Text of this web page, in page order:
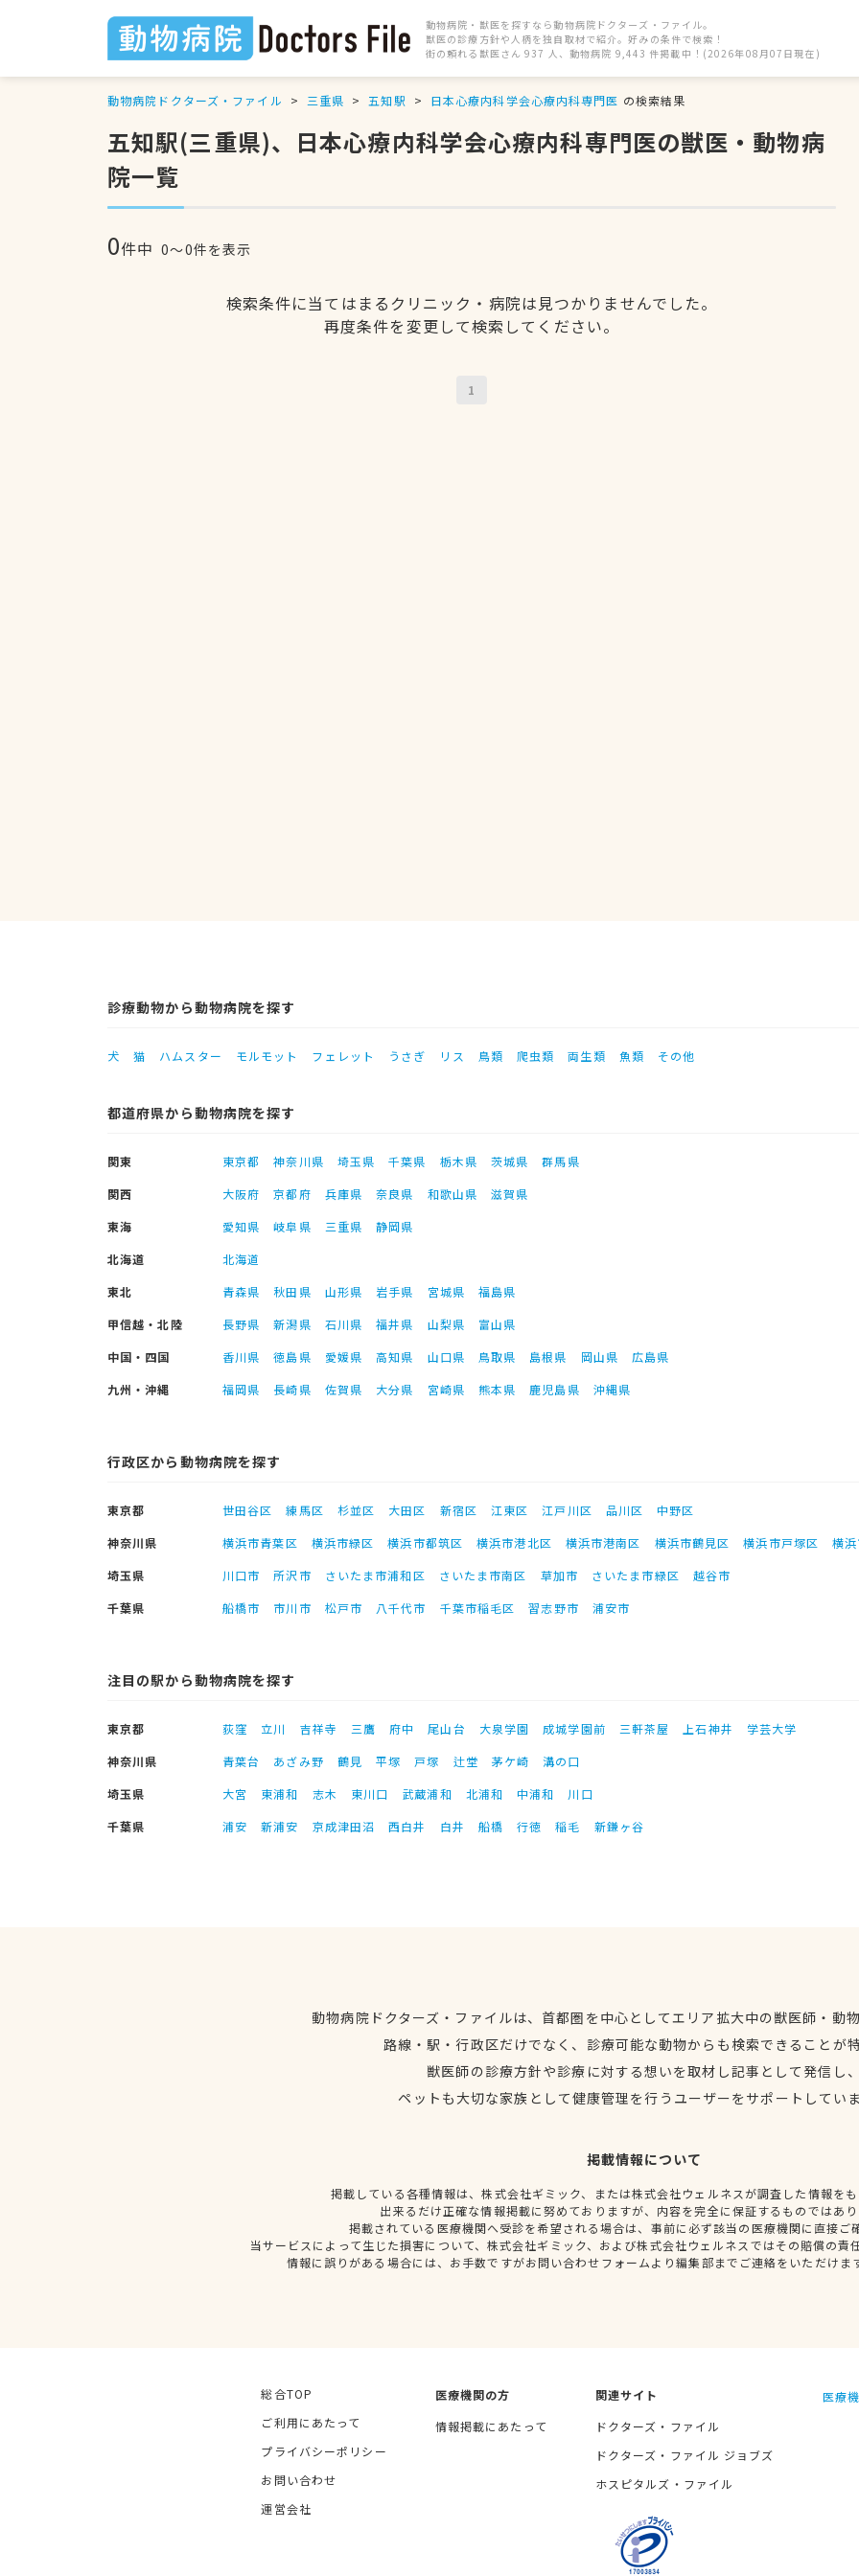
動物病院・獣医を探すなら動物病院ドクターズ・ファイル。
獣医の診療方針や人柄を独自取材で紹介。好みの条件で検索！
街の頼れる獣医さん 937 人、動物病院 9,443 件掲載中！(2026年08月07日現在)
動物病院ドクターズ・ファイル 三重県 五知駅 日本心療内科学会心療内科専門医 の検索結果
五知駅(三重県)、日本心療内科学会心療内科専門医の獣医・動物病
院一覧
0件中 0〜0件を表示
検索条件に当てはまるクリニック・病院は見つかりませんでした。
再度条件を変更して検索してください。
1
診療動物から動物病院を探す
犬 猫 ハムスター モルモット フェレット うさぎ リス 鳥類 爬虫類 両生類 魚類 その他
都道府県から動物病院を探す
関東 東京都 神奈川県 埼玉県 千葉県 栃木県 茨城県
群馬県
関西
大阪府 京都府 兵庫県 奈良県 和歌山県
滋賀県
東海
愛知県 岐阜県 三重県
静岡県
北海道
北海道
東北
青森県 秋田県 山形県 岩手県 宮城県
福島県
甲信越・北陸
長野県 新潟県 石川県 福井県 山梨県
富山県
中国・四国
香川県 徳島県 愛媛県 高知県 山口県 鳥取県 島根県 岡山県
広島県
九州・沖縄
福岡県 長崎県 佐賀県 大分県 宮崎県 熊本県 鹿児島県 沖縄県
行政区から動物病院を探す
東京都 世田谷区 練馬区 杉並区 大田区 新宿区 江東区 江戸川区 品川区
中野区
神奈川県
横浜市青葉区 横浜市緑区 横浜市都筑区 横浜市港北区 横浜市港南区 横浜市鶴見区 横浜市戸塚区
横
埼玉県
川口市 所沢市 さいたま市浦和区 さいたま市南区 草加市 さいたま市緑区
越谷市
千葉県
船橋市 市川市 松戸市 八千代市 千葉市稲毛区 習志野市 浦安市
注目の駅から動物病院を探す
東京都 荻窪 立川 吉祥寺 三鷹 府中 尾山台 大泉学園 成城学園前 三軒茶屋 上石神井
学芸大学
神奈川県
青葉台 あざみ野 鶴見 平塚 戸塚 辻堂 茅ケ崎
溝の口
埼玉県
大宮 東浦和 志木 東川口 武蔵浦和 北浦和 中浦和
川口
千葉県
浦安 新浦安 京成津田沼 西白井 白井 船橋 行徳 稲毛 新鎌ヶ谷
動物病院ドクターズ・ファイルは、首都圏を中心としてエリア拡大中の獣医師・動
路線・駅・行政区だけでなく、診療可能な動物からも検索できることが
獣医師の診療方針や診療に対する想いを取材し記事として発信し
ペットも大切な家族として健康管理を行うユーザーをサポートしてい
掲載情報について
掲載している各種情報は、株式会社ギミック、または株式会社ウェルネスが調査した情報を
出来るだけ正確な情報掲載に努めておりますが、内容を完全に保証するものではあ
掲載されている医療機関へ受診を希望される場合は、事前に必ず該当の医療機関に直接ご
当サービスによって生じた損害について、株式会社ギミック、および株式会社ウェルネスではその賠償の責
情報に誤りがある場合には、お手数ですがお問い合わせフォームより編集部までご連絡をいただけま
総合TOP
ご利用にあたって
プライバシーポリシー
お問い合わせ
運営会社
医療機関の方
情報掲載にあたって
関連サイト
ドクターズ・ファイル
ドクターズ・ファイル ジョブズ
ホスピタルズ・ファイル
医療